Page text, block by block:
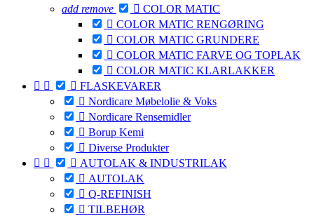
add remove  COLOR MATIC
 COLOR MATIC RENGØRING
 COLOR MATIC GRUNDERE
 COLOR MATIC FARVE OG TOPLAK
 COLOR MATIC KLARLAKKER
   FLASKEVARER
 Nordicare Møbelolie & Voks
 Nordicare Rensemidler
 Borup Kemi
 Diverse Produkter
   AUTOLAK & INDUSTRILAK
 AUTOLAK
 Q-REFINISH
 TILBEHØR